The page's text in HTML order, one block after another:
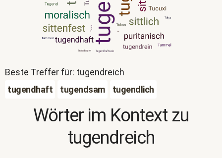
Beste Treffer für: tugendreich
tugendhaft
tugendsam tugendlich
Wörter im Kontext zu
tugendreich